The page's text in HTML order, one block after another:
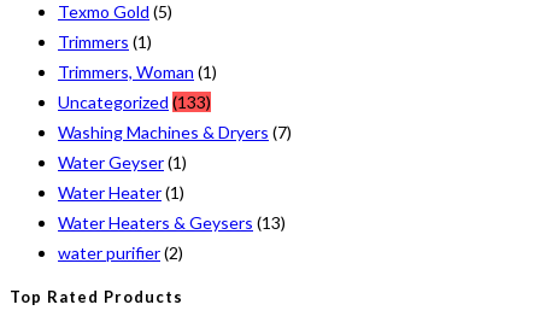
Texmo Gold (5)
Trimmers (1)
Trimmers, Woman (1)
Uncategorized (133)
Washing Machines & Dryers (7)
Water Geyser(1)
Water Heater(1)
Water Heaters & Geysers (13)
water purifier(2)
Top Rated Products